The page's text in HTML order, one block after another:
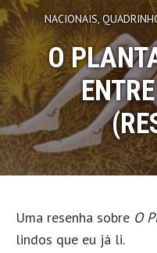
NACIONAIS
O
Uma resenha sobre O
lindos que eu já li.